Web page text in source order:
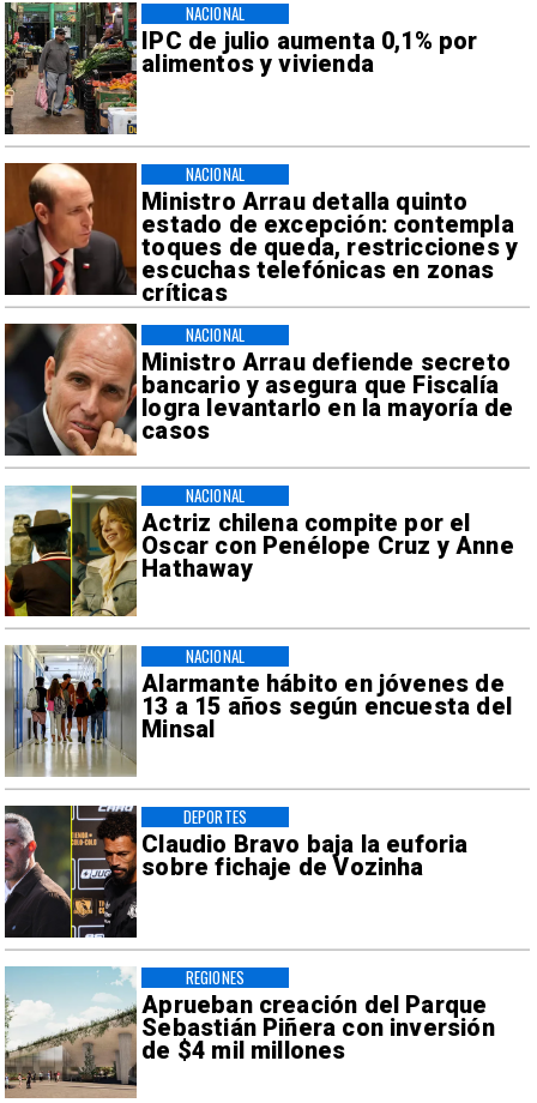
IPC de julio aumenta 0,1% por
alimentos y vivienda
NACIONAL
Ministro Arrau detalla quinto
estado de excepción: contempla
toques de queda, restricciones y
escuchas telefónicas en zonas
críticas
NACIONAL
Ministro Arrau defiende secreto
bancario y asegura que Fiscalía
logra levantarlo en la mayoría de
casos
NACIONAL
Actriz chilena compite por el
Oscar con Penélope Cruz y Anne
Hathaway
NACIONAL
Alarmante hábito en jóvenes de
13 a 15 años según encuesta del
Minsal
NACIONAL
Claudio Bravo baja la euforia
sobre fichaje de Vozinha
DEPORTES
Aprueban creación del Parque
Sebastián Piñera con inversión
de $4 mil millones
REGIONES